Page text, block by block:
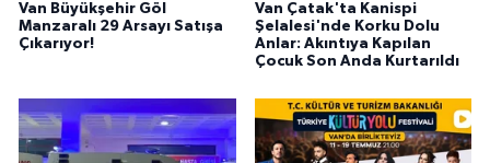
Van Büyükşehir Göl
Manzaralı 29 Arsayı Satışa
Çıkarıyor!
Van Çatak'ta Kanispi
Şelalesi'nde Korku Dolu
Anlar: Akıntıya Kapılan
Çocuk Son Anda Kurtarıldı